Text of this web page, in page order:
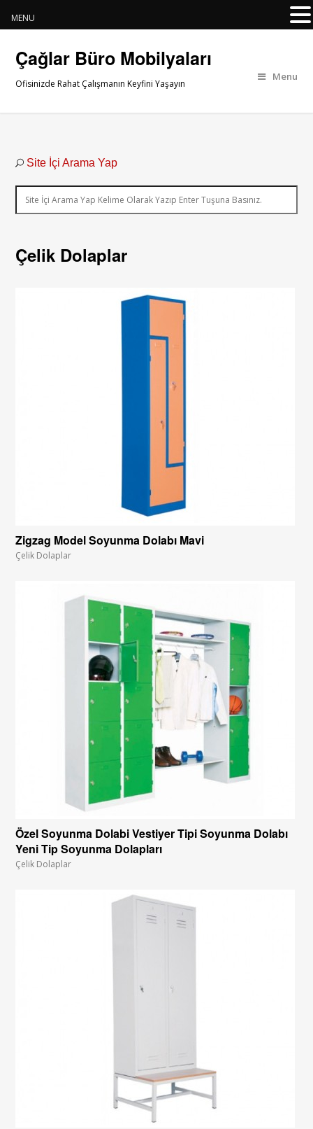
Çağlar Büro Mobilyaları
Ofisinizde Rahat Çalışmanın Keyfini Yaşayın
Menu
Site İçi Arama Yap
Çelik Dolaplar
Zigzag Model Soyunma Dolabı Mavi
Çelik Dolaplar
Özel Soyunma Dolabi Vestiyer Tipi Soyunma Dolabı
Yeni Tip Soyunma Dolapları
Çelik Dolaplar
MENU